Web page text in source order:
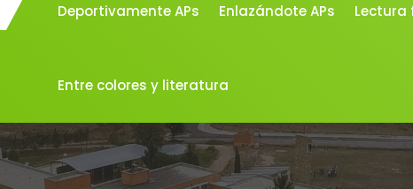
Deportivamente APs Enlazándote APs Lectura
Entre colores y literatura